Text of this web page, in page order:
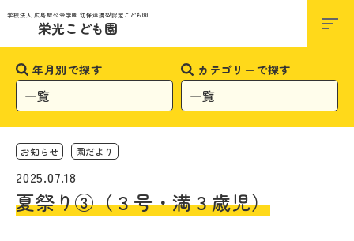
学校法人 広島聖公会学園 幼保連携型認定こども園
栄光こども園 お知らせ
年月別で探す カテゴリーで探す
お知らせ 園だより
2025.07.18
夏祭り③（３号・満３歳児）